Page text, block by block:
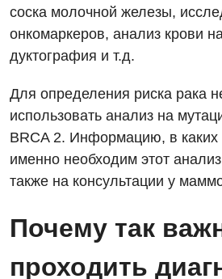
Кардиохирургия
Маммология
Неврология
Нейрохирургия
Онкологическое отделение
Отделение интенсивной терапии
соска молочной железы,
онкомаркеров, анализ крови
дуктография и т.д.
Для определения риска рака
использовать анализ на
BRCA 2. Информацию, в каких
именно необходим этот
также на консультации у
Почему так
проходить